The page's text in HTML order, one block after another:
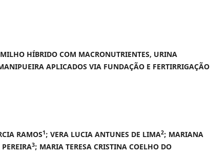
HÍBRIDO COM MACRONUTRIENTES, URINA
APLICADOS VIA FUNDAÇÃO E FERTIRRIGAÇÃO
RAMOS1; VERA LUCIA ANTUNES DE LIMA2; MARIANA
3; MARIA TERESA CRISTINA COELHO DO